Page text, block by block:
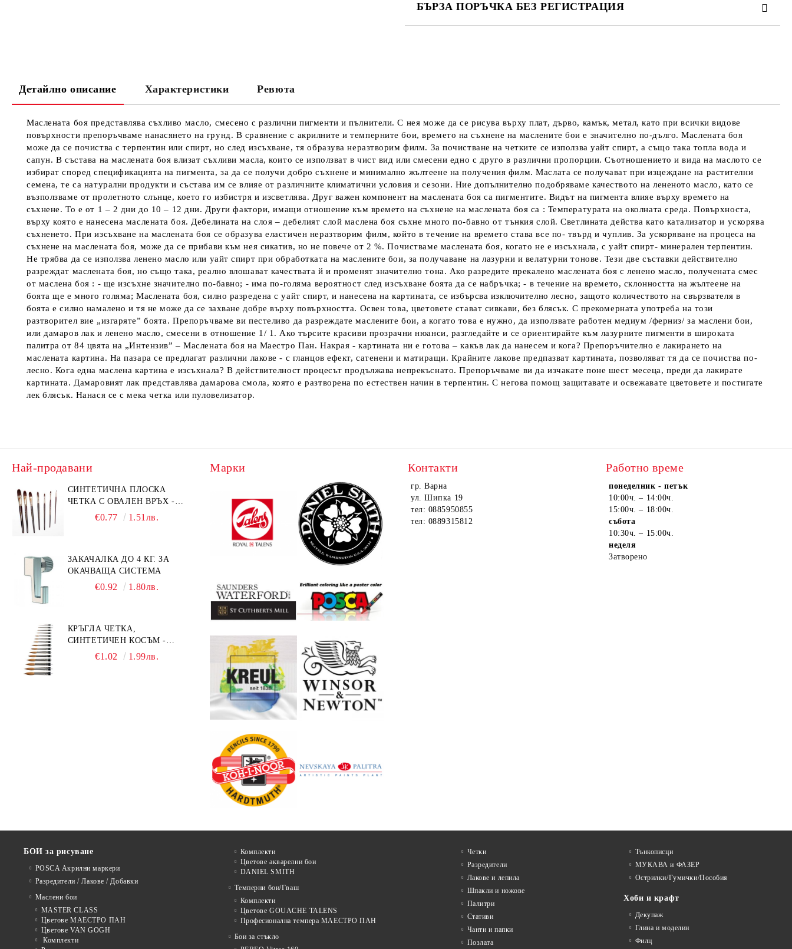
БЪРЗА ПОРЪЧКА БЕЗ РЕГИСТРАЦИЯ
Детайлно описание Характеристики Ревюта
Маслената боя представлява съхливо масло, смесено с различни пигменти и пълнители. С нея може да се рисува върху плат, дърво, камък, метал, като при всички видове
повърхности препоръчваме нанасянето на грунд. В сравнение с акрилните и темперните бои, времето на съхнене на маслените бои е значително по-дълго. Маслената боя
може да се почиства с терпентин или спирт, но след изсъхване, тя образува неразтворим филм. За почистване на четките се използва уайт спирт, а също така топла вода и
сапун. В състава на маслената боя влизат съхливи масла, които се използват в чист вид или смесени едно с друго в различни пропорции. Съотношението и вида на маслото се
избират според спецификацията на пигмента, за да се получи добро съхнене и минимално жълтеене на получения филм. Маслата се получават при изцеждане на растителни
семена, те са натурални продукти и състава им се влияе от различните климатични условия и сезони. Ние допълнително подобряваме качеството на лененото масло, като се
възползваме от пролетното слънце, което го избистря и изсветлява. Друг важен компонент на маслената боя са пигментите. Видът на пигмента влияе върху времето на
съхнене. То е от 1 – 2 дни до 10 – 12 дни. Други фактори, имащи отношение към времето на съхнене на маслената боя са : Температурата на околната среда. Повърхноста,
върху която е нанесена маслената боя. Дебелината на слоя – дебелият слой маслена боя съхне много по-бавно от тънкия слой. Светлината действа като катализатор и ускорява
съхненето. При изсъхване на маслената боя се образува еластичен неразтворим филм, който в течение на времето става все по- твърд и чуплив. За ускоряване на процеса на
съхнене на маслената боя, може да се прибави към нея сикатив, но не повече от 2 %. Почистваме маслената боя, когато не е изсъхнала, с уайт спирт- минерален терпентин.
Не трябва да се използва ленено масло или уайт спирт при обработката на маслените бои, за получаване на лазурни и велатурни тонове. Тези две съставки действително
разреждат маслената боя, но също така, реално влошават качествата й и променят значително тона. Ако разредите прекалено маслената боя с ленено масло, получената смес
от маслена боя : - ще изсъхне значително по-бавно; - има по-голяма вероятност след изсъхване боята да се набръчка; - в течение на времето, склонността на жълтеене на
боята ще е много голяма; Маслената боя, силно разредена с уайт спирт, и нанесена на картината, се избърсва изключително лесно, защото количеството на свързвателя в
боята е силно намалено и тя не може да се захване добре върху повърхността. Освен това, цветовете стават сивкави, без блясък. С прекомерната употреба на този
разтворител вие „изгаряте” боята. Препоръчваме ви пестеливо да разреждате маслените бои, а когато това е нужно, да използвате работен медиум /ферниз/ за маслени бои,
или дамаров лак и ленено масло, смесени в отношение 1/ 1. Ако търсите красиви прозрачни нюанси, разгледайте и се ориентирайте към лазурните пигменти в широката
палитра от 84 цвята на „Интензив” – Маслената боя на Маестро Пан. Накрая - картината ни е готова – какъв лак да нанесем и кога? Препоръчително е лакирането на
маслената картина. На пазара се предлагат различни лакове - с гланцов ефект, сатенени и матиращи. Крайните лакове предпазват картината, позволяват тя да се почиства по-
лесно. Кога една маслена картина е изсъхнала? В действителност процесът продължава непрекъснато. Препоръчваме ви да изчакате поне шест месеца, преди да лакирате
картината. Дамаровият лак представлява дамарова смола, която е разтворена по естествен начин в терпентин. С негова помощ защитавате и освежавате цветовете и постигате
лек блясък. Нанася се с мека четка или пуловелизатор.
Най-продавани
СИНТЕТИЧНА ПЛОСКА
ЧЕТКА С ОВАЛЕН ВРЪХ -
GIOCONDA 273 - №1/8
€0.77 1.51лв.
ЗАКАЧАЛКА ДО 4 КГ. ЗА
ОКАЧВАЩА СИСТЕМА
€0.92 1.80лв.
КРЪГЛА ЧЕТКА,
СИНТЕТИЧЕН КОСЪМ -
MILLENIUM 211 - №0
€1.02 1.99лв.
Марки Контакти
гр. Варна
ул. Шипка 19
тел: 0885950855
тел: 0889315812
Работно време
понеделник - петък
10:00ч. – 14:00ч.
15:00ч. – 18:00ч.
събота
10:30ч. – 15:00ч.
неделя
Затворено
БОИ за рисуване
POSCA Акрилни маркери
Разредители / Лакове / Добавки
Маслени бои
MASTER CLASS
Цветове МАЕСТРО ПАН
Цветове VAN GOGH
Комплекти
Комплекти
Цветове акварелни бои
DANIEL SMITH
Темперни бои/Гваш
Комплекти
Цветове GOUACHE TALENS
Професионална темпера МАЕСТРО ПАН
Бои за стъкло
Четки
Разредители
Лакове и лепила
Шпакли и ножове
Палитри
Стативи
Чанти и папки
Позлата
Тънкописци
МУКАВА и ФАЗЕР
Острилки/Гумички/Пособия
Хоби и крафт
Декупаж
Глина и моделин
Филц